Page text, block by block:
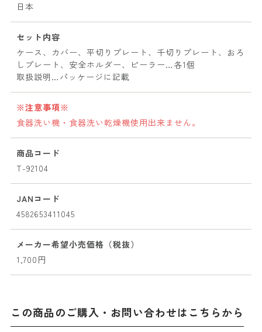
日本
セット内容
ケース、カバー、平切りプレート、千切りプレート、おろ
しプレート、安全ホルダー、ピーラー…各1個
取扱説明…パッケージに記載
※注意事項※
食器洗い機・食器洗い乾燥機使用出来ません。
商品コード
T-92104
JANコード
4582653411045
メーカー希望小売価格（税抜）
1,700円
この商品のご購入・お問い合わせはこちらから